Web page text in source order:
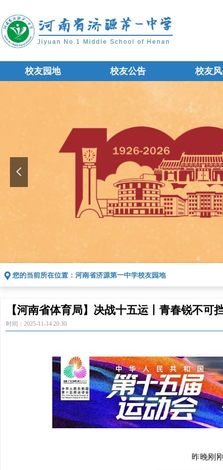
Jiyuan No.1 Middle School of Henan
校友园地 校友公告 校友
넳
끇 您的当前所在位置： 河南省济源第一中学校友园地
昨晚刚
时间： 2025-11-14 20:30
【河南省体育局】决战十五运丨青春锐不可